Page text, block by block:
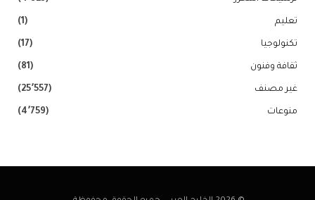
تعليم (1)
تكنولوجيا (17)
ثقافة وفنون (81)
غير مصنف (25٬557)
منوعات (4٬759)